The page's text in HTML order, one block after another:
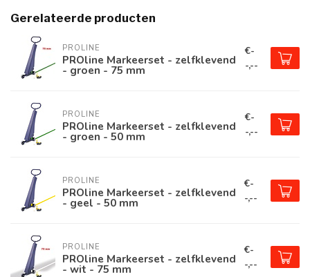
Gerelateerde producten
PROLINE
PROline Markeerset - zelfklevend
- groen - 75 mm
€-
-,--
PROLINE
PROline Markeerset - zelfklevend
- groen - 50 mm
€-
-,--
PROLINE
PROline Markeerset - zelfklevend
- geel - 50 mm
€-
-,--
PROLINE
PROline Markeerset - zelfklevend
- wit - 75 mm
€-
-,--